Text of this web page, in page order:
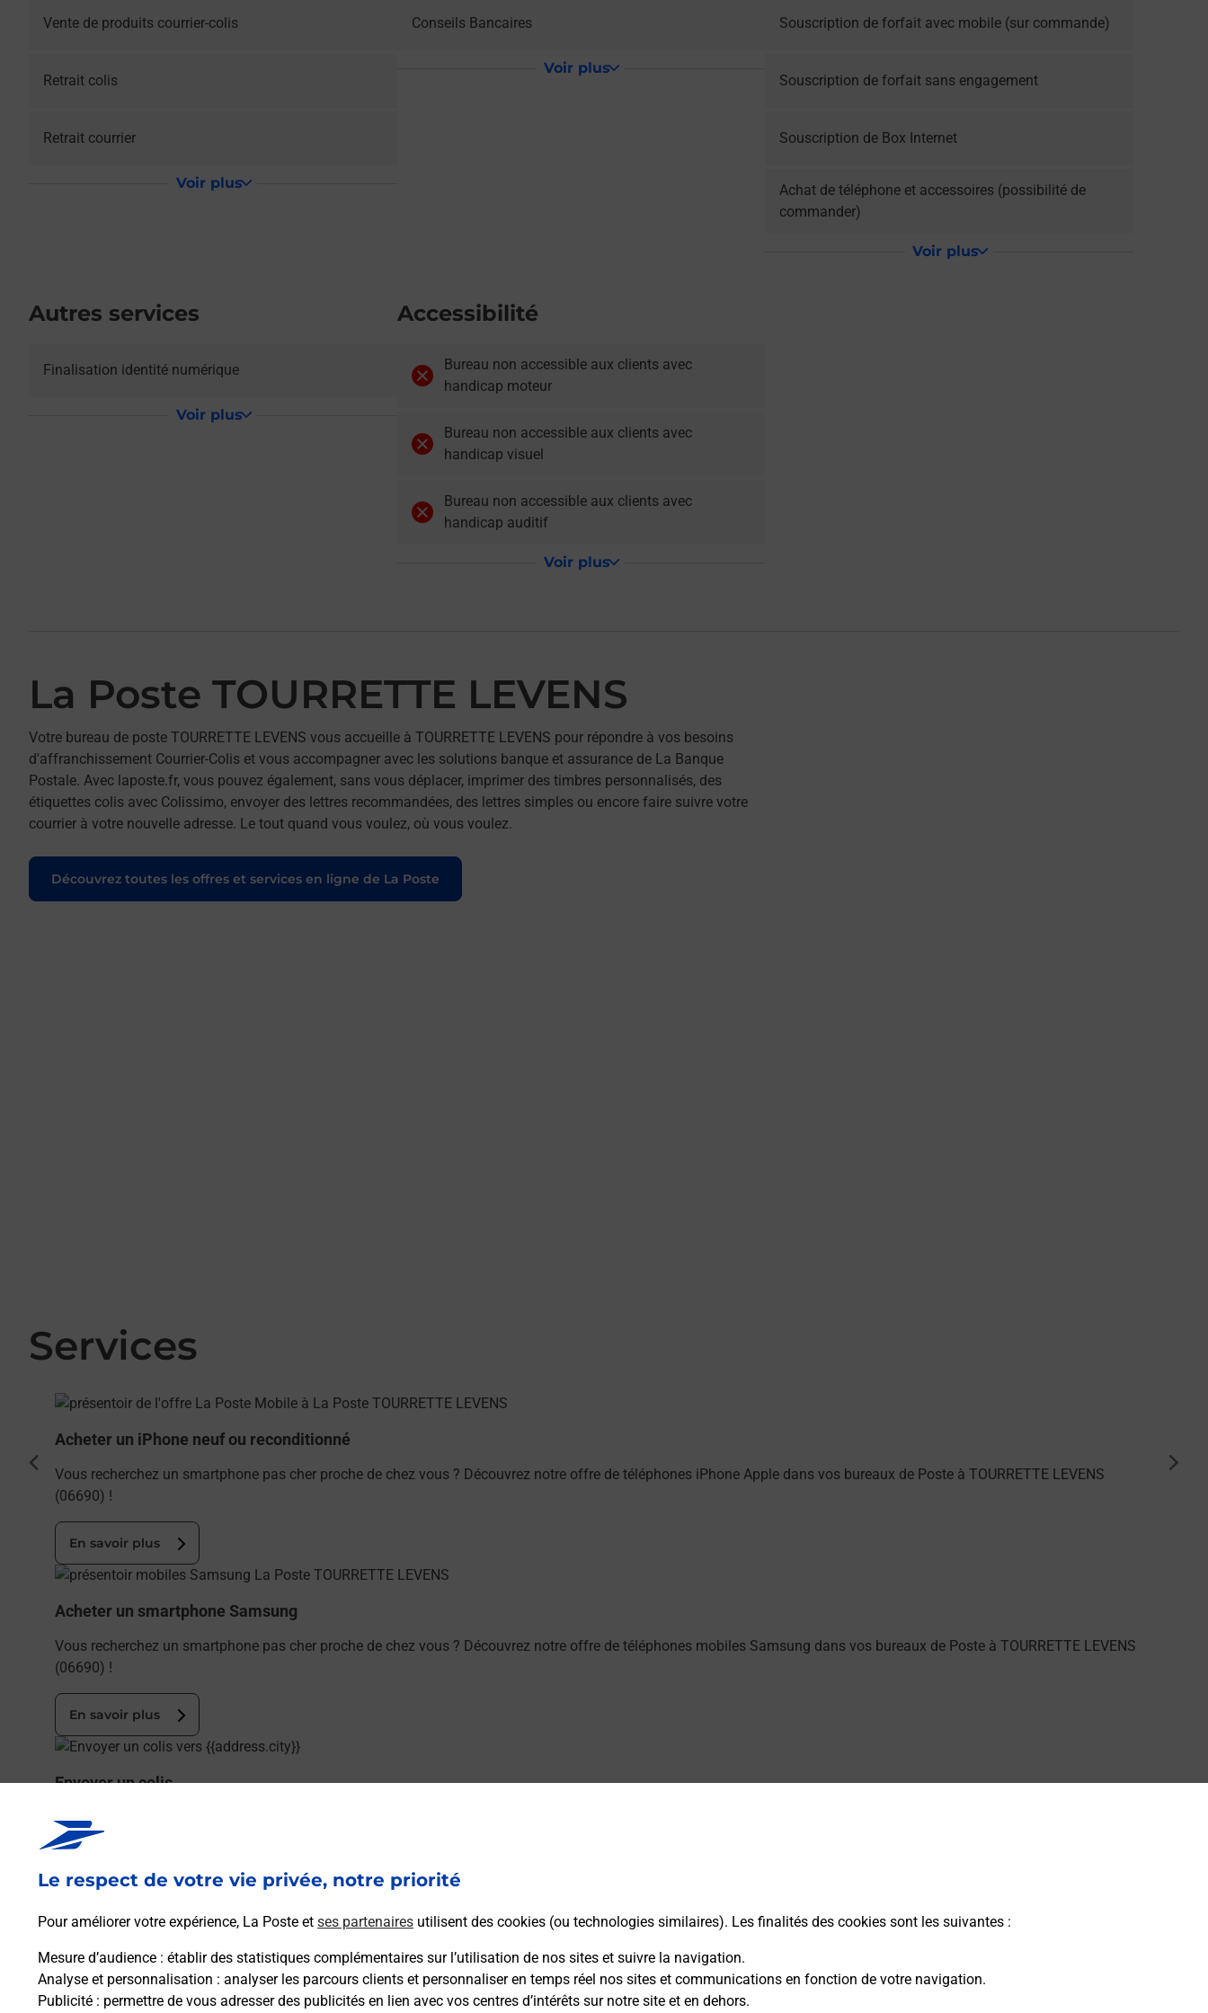
Le respect de votre vie privée, notre priorité
Pour améliorer votre expérience, La Poste et ses partenaires utilisent des cookies (ou technologies similaires). Les finalités des cookies sont les suivantes :
Mesure d’audience : établir des statistiques complémentaires sur l’utilisation de nos sites et suivre la navigation.
Analyse et personnalisation : analyser les parcours clients et personnaliser en temps réel nos sites et communications en fonction de votre navigation.
Publicité : permettre de vous adresser des publicités en lien avec vos centres d’intérêts sur notre site et en dehors.
Vente de produits courrier-colis
Retrait colis
Retrait courrier
Voir plus
Conseils Bancaires
Voir plus
Souscription de forfait avec mobile (sur commande)
Souscription de forfait sans engagement
Souscription de Box Internet
Achat de téléphone et accessoires (possibilité de
commander)
Voir plus
Autres services
Finalisation identité numérique
Voir plus
Accessibilité
Bureau non accessible aux clients avec
handicap moteur
Bureau non accessible aux clients avec
handicap visuel
Bureau non accessible aux clients avec
handicap auditif
Voir plus
La Poste TOURRETTE LEVENS
Votre bureau de poste TOURRETTE LEVENS vous accueille à TOURRETTE LEVENS pour répondre à vos besoins
d'affranchissement Courrier-Colis et vous accompagner avec les solutions banque et assurance de La Banque
Postale. Avec laposte.fr, vous pouvez également, sans vous déplacer, imprimer des timbres personnalisés, des
étiquettes colis avec Colissimo, envoyer des lettres recommandées, des lettres simples ou encore faire suivre votre
courrier à votre nouvelle adresse. Le tout quand vous voulez, où vous voulez.
Découvrez toutes les offres et services en ligne de La Poste
Services
En savoir plus
Acheter un iPhone neuf ou reconditionné
Vous recherchez un smartphone pas cher proche de chez vous ? Découvrez notre offre de téléphones iPhone Apple dans vos bureaux de Poste à TOURRETTE LEVENS
(06690) !
En savoir plus
En savoir plus
Acheter un smartphone Samsung
Vous recherchez un smartphone pas cher proche de chez vous ? Découvrez notre offre de téléphones mobiles Samsung dans vos bureaux de Poste à TOURRETTE LEVENS
(06690) !
En savoir plus
En savoir plus
Envoyer un colis
Vous souhaitez envoyer un colis depuis : TOURRETTE LEVENS (06690) ? Découvrez toutes les solutions proposées par La Poste.
En savoir plus
Souscrire à la téléassistance
Besoin d’un système de téléassistance à l’intérieur et/ou à l’extérieur de votre domicile ? Découvrez les offres téléalarme dans votre bureau de Poste à TOURRETTE LEVENS.